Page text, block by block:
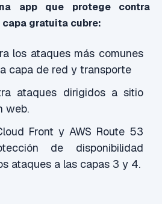
app que protege contra
capa gratuita cubre:
los ataques más comunes
capa de red y transporte
ataques dirigidos a sitio
web.
Front y AWS Route 53
de disponibilidad
ataques a las capas 3 y 4.